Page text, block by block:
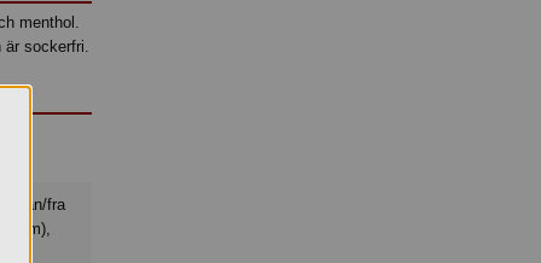
menthol.
är sockerfri.